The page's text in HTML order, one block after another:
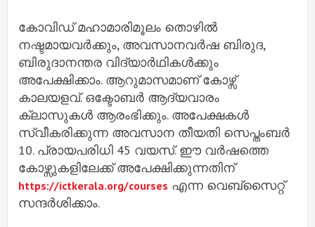
കോവിഡ് മഹാമാരിമൂലം തൊഴില്‍
നഷ്ടമായവര്‍ക്കും, അവസാനവര്‍ഷ ബിരുദ,
ബിരുദാനന്തര വിദ്യാര്‍ഥികള്‍ക്കും
അപേക്ഷിക്കാം. ആറുമാസമാണ് കോഴ്സ്
കാലയളവ്. ഒക്ടോബര്‍ ആദ്യവാരം
ക്ലാസുകള്‍ ആരംഭിക്കും. അപേക്ഷകള്‍
സ്വീകരിക്കുന്ന അവസാന തീയതി സെപ്തംബര്‍
10. പ്രായപരിധി 45 വയസ്. ഈ വര്‍ഷത്തെ
കോഴ്സുകളിലേക്ക് അപേക്ഷിക്കുന്നതിന്
https://ictkerala.org/courses എന്ന വെബ്സൈറ്റ്
സന്ദര്‍ശിക്കാം.